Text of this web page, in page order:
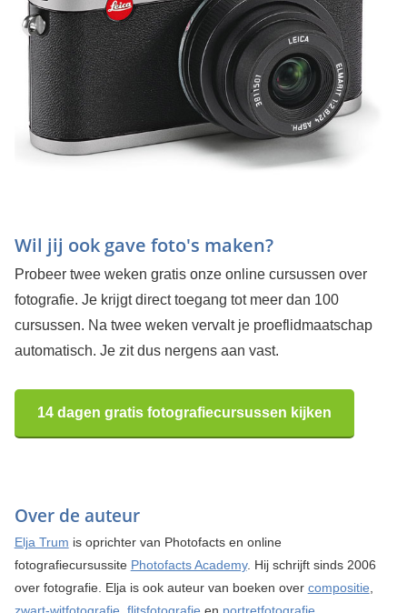
Wil jij ook gave foto's maken?
Probeer twee weken gratis onze online cursussen over
fotografie. Je krijgt direct toegang tot meer dan 100
cursussen. Na twee weken vervalt je proeflidmaatschap
automatisch. Je zit dus nergens aan vast.
14 dagen gratis fotografiecursussen kijken
Over de auteur
Elja Trum is oprichter van Photofacts en online
fotografiecursussite Photofacts Academy. Hij schrijft sinds 2006
over fotografie. Elja is ook auteur van boeken over compositie,